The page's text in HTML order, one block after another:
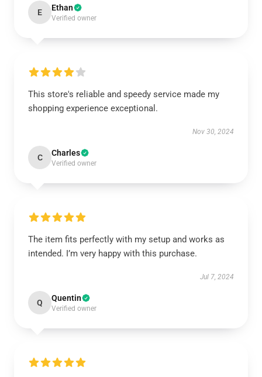
E Ethan
Verified owner
This store's reliable and speedy service made my
shopping experience exceptional.
Nov 30, 2024
C Charles
Verified owner
The item fits perfectly with my setup and works as
intended. I’m very happy with this purchase.
Jul 7, 2024
Q Quentin
Verified owner